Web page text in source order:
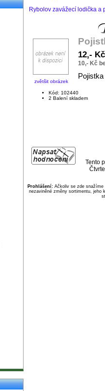
Rybolov zavážecí lodička a
zvětšit obrázek
12,-
10,- Kč
Kód: 102440
2 Balení skladem
Tento
Prohlášení:Ačkoliv se zde snažíme
nezaviněné změny sortimentu, jeho